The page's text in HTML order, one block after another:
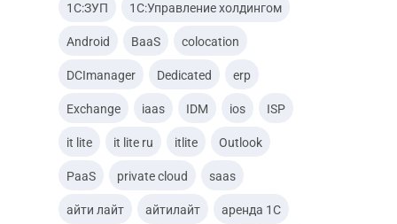
данными
1С:ЗУП 1С:Управление холдингом
Android BaaS colocation
DCImanager Dedicated erp
Exchange iaas IDM ios ISP
it lite it lite ru itlite Outlook
PaaS private cloud saas
айти лайт айтилайт аренда 1С